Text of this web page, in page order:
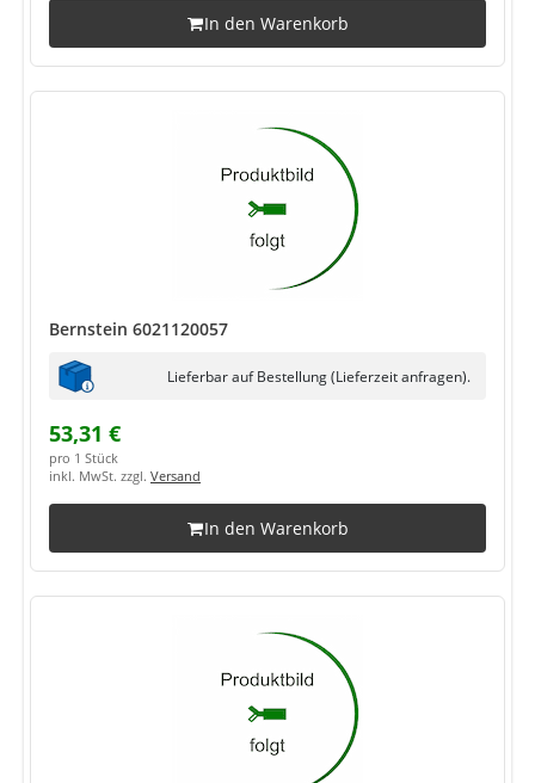
In den Warenkorb
Bernstein 6021120057
Lieferbar auf Bestellung (Lieferzeit anfragen).
53,31 €
pro 1 Stück
inkl. MwSt. zzgl. Versand
In den Warenkorb